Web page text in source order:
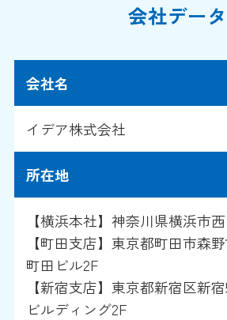
会社データ
会社名
イデア株式会社
所在地
【横浜本社】神奈川県横浜市
【町田支店】東京都町田市森
町田ビル2F
【新宿支店】東京都新宿区新
ビルディング2F